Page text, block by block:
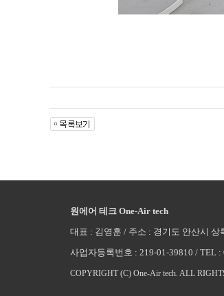
원에어 테크 One-Air tech
대표 : 김영훈 / 주소 : 경기도 안산시
사업자등록번호 : 219-01-39810 / TEL :
COPYRIGHT (C) One-Air tech. ALL